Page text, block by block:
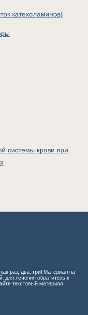
катехоламинов)
системы крови при
раз, два, три! Материал на
для лечения обратитесь к
текстовый материал